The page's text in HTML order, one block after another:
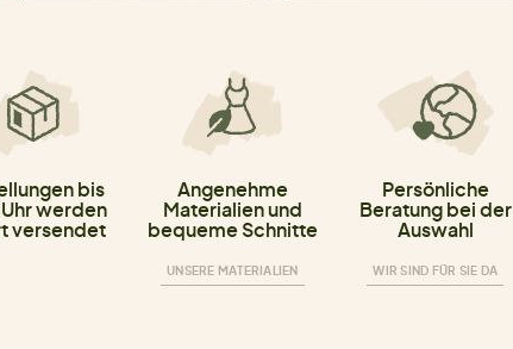
bis
werden
versendet
Angenehme
Materialien und
bequeme Schnitte
UNSERE MATERIALIEN
Persönliche
Beratung bei der
Auswahl
WIR SIND FÜR SIE DA